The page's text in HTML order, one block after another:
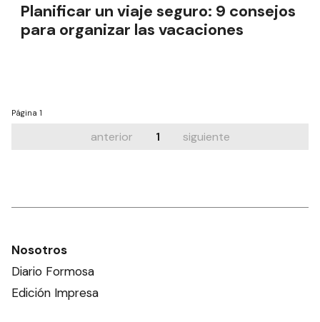
Planificar un viaje seguro: 9 consejos
para organizar las vacaciones
Página 1
anterior 1 siguiente
Nosotros
Diario Formosa
Edición Impresa